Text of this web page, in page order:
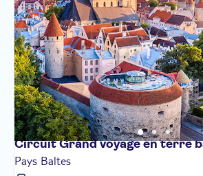
Circuit Grand voyage en terre
Pays Baltes